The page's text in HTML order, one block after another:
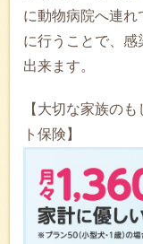
に動物病院へ連れ
に行うことで、
出来ます。
【大切な家族の
ト保険】